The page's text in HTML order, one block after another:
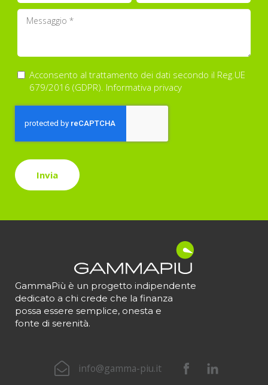
Acconsento al trattamento dei dati secondo il Reg.UE
679/2016 (GDPR). Informativa privacy
GammaPiù è un progetto indipendente
dedicato a chi crede che la finanza
possa essere semplice, onesta e
fonte di serenità.
info@gamma-piu.it